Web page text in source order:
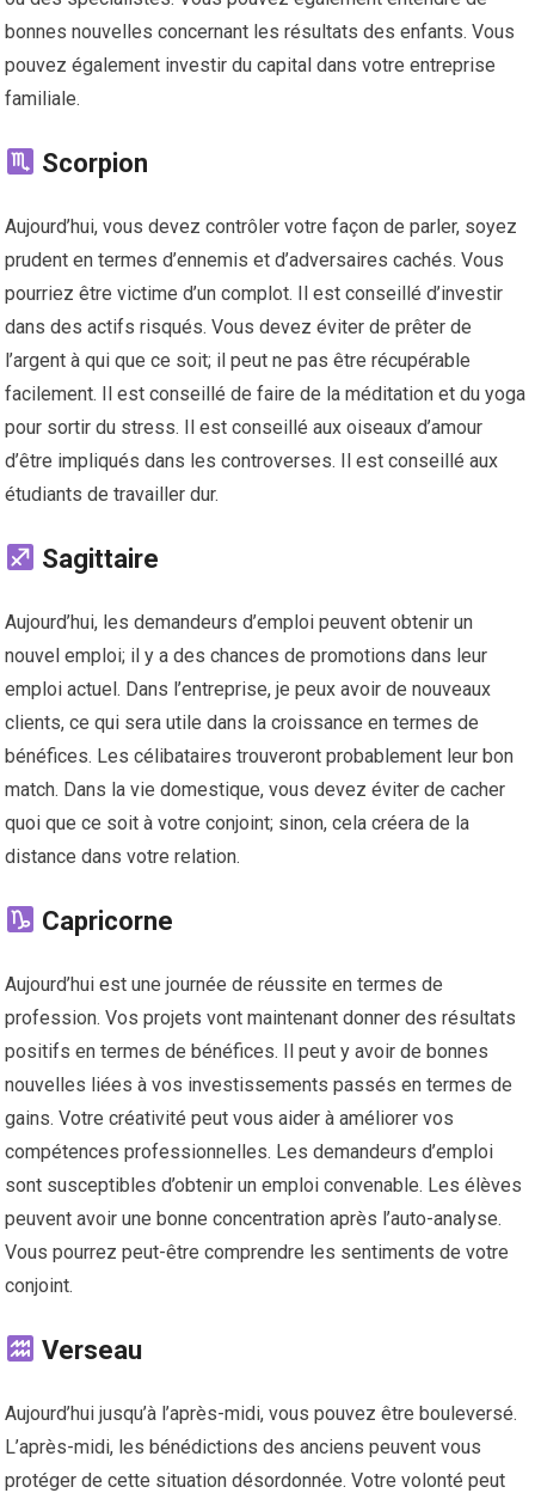
bonnes nouvelles concernant les résultats des enfants. Vous
pouvez également investir du capital dans votre entreprise
familiale.
Scorpion
Aujourd’hui, vous devez contrôler votre façon de parler, soyez
prudent en termes d’ennemis et d’adversaires cachés. Vous
pourriez être victime d’un complot. Il est conseillé d’investir
dans des actifs risqués. Vous devez éviter de prêter de
l’argent à qui que ce soit; il peut ne pas être récupérable
facilement. Il est conseillé de faire de la méditation et du yoga
pour sortir du stress. Il est conseillé aux oiseaux d’amour
d’être impliqués dans les controverses. Il est conseillé aux
étudiants de travailler dur.
Sagittaire
Aujourd’hui, les demandeurs d’emploi peuvent obtenir un
nouvel emploi; il y a des chances de promotions dans leur
emploi actuel. Dans l’entreprise, je peux avoir de nouveaux
clients, ce qui sera utile dans la croissance en termes de
bénéfices. Les célibataires trouveront probablement leur bon
match. Dans la vie domestique, vous devez éviter de cacher
quoi que ce soit à votre conjoint; sinon, cela créera de la
distance dans votre relation.
Capricorne
Aujourd’hui est une journée de réussite en termes de
profession. Vos projets vont maintenant donner des résultats
positifs en termes de bénéfices. Il peut y avoir de bonnes
nouvelles liées à vos investissements passés en termes de
gains. Votre créativité peut vous aider à améliorer vos
compétences professionnelles. Les demandeurs d’emploi
sont susceptibles d’obtenir un emploi convenable. Les élèves
peuvent avoir une bonne concentration après l’auto-analyse.
Vous pourrez peut-être comprendre les sentiments de votre
conjoint.
Verseau
Aujourd’hui jusqu’à l’après-midi, vous pouvez être bouleversé.
L’après-midi, les bénédictions des anciens peuvent vous
protéger de cette situation désordonnée. Votre volonté peut